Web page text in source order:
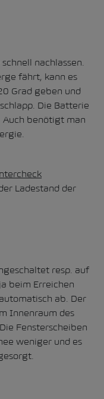
nachlassen.
fährt, kann es
Grad geben und
Die Batterie
Auch benötigt man
Ladestand der
resp. auf
beim Erreichen
ab. Der
Innenraum des
Fensterscheiben
weniger und es